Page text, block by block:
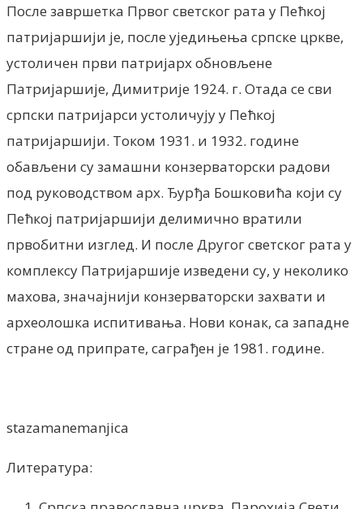
После завршетка Првог светског рата у Пећкој
патријаршији је, после уједињења српске цркве,
устоличен први патријарх обновљене
Патријаршије, Димитрије 1924. г. Отада се сви
српски патријарси устоличују у Пећкој
патријаршији. Током 1931. и 1932. године
обављени су замашни конзерваторски радови
под руководством арх. Ђурђа Бошковића који су
Пећкој патријаршији делимично вратили
првобитни изглед. И после Другог светског рата у
комплексу Патријаршије изведени су, у неколико
махова, значајнији конзерваторски захвати и
археолошка испитивања. Нови конак, са западне
стране од припрате, саграђен је 1981. године.
stazamanemanjica
Литература: